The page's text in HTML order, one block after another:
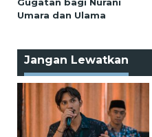
Umara dan Ulama
Jangan Lewatkan